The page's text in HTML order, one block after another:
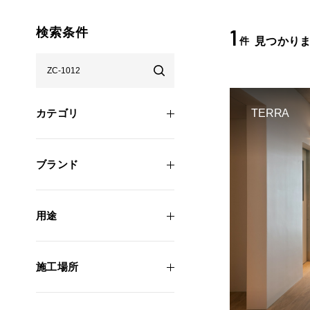
1 件 見つかり
TERRA
検索条件
カテゴリ
ブランド
用途
施工場所